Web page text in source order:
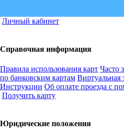
Личный кабинет
Справочная информация
Правила использования карт Часто
по банковским картам Виртуальная
Инструкции Об оплате проезда с
Получить карту
Юридические положения